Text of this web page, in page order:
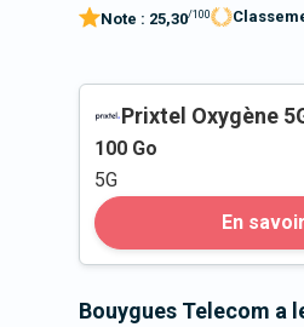
Note : 25,30/100
Prixtel Oxygène
100 Go
5G
En
Bouygues Telecom a